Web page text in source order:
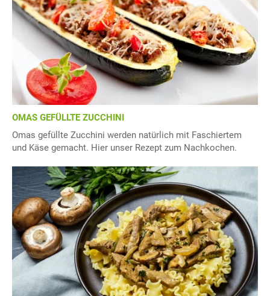
OMAS GEFÜLLTE ZUCCHINI
Omas gefüllte Zucchini werden natürlich mit Faschiertem
und Käse gemacht. Hier unser Rezept zum Nachkochen.